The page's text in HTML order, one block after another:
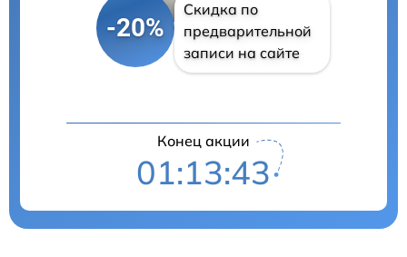
-20%
Скидка по
предварительной
записи на сайте
Конец акции
01:13:43